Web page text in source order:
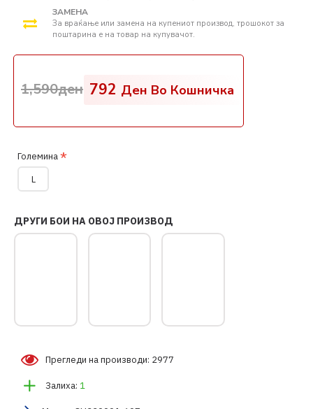
Залиха: 1
Прегледи на производи: 2977
792 Ден Во Кошничка
1,590ден
Големина
L
ДРУГИ БОИ НА ОВОЈ ПРОИЗВОД
ЗАМЕНА
За враќање или замена на купениот производ, трошокот за
поштарина е на товар на купувачот.